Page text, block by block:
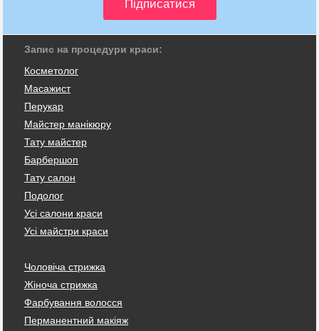
Запис на процедури краси:
Косметолог
Масажист
Перукар
Майстер манікюру
Тату майстер
Барбершоп
Тату салон
Подолог
Усі салони краси
Усі майстри краси
Чоловіча стрижка
Жіноча стрижка
Фарбування волосся
Перманентний макіяж